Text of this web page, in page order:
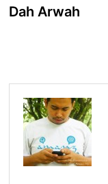
Dah Arwah